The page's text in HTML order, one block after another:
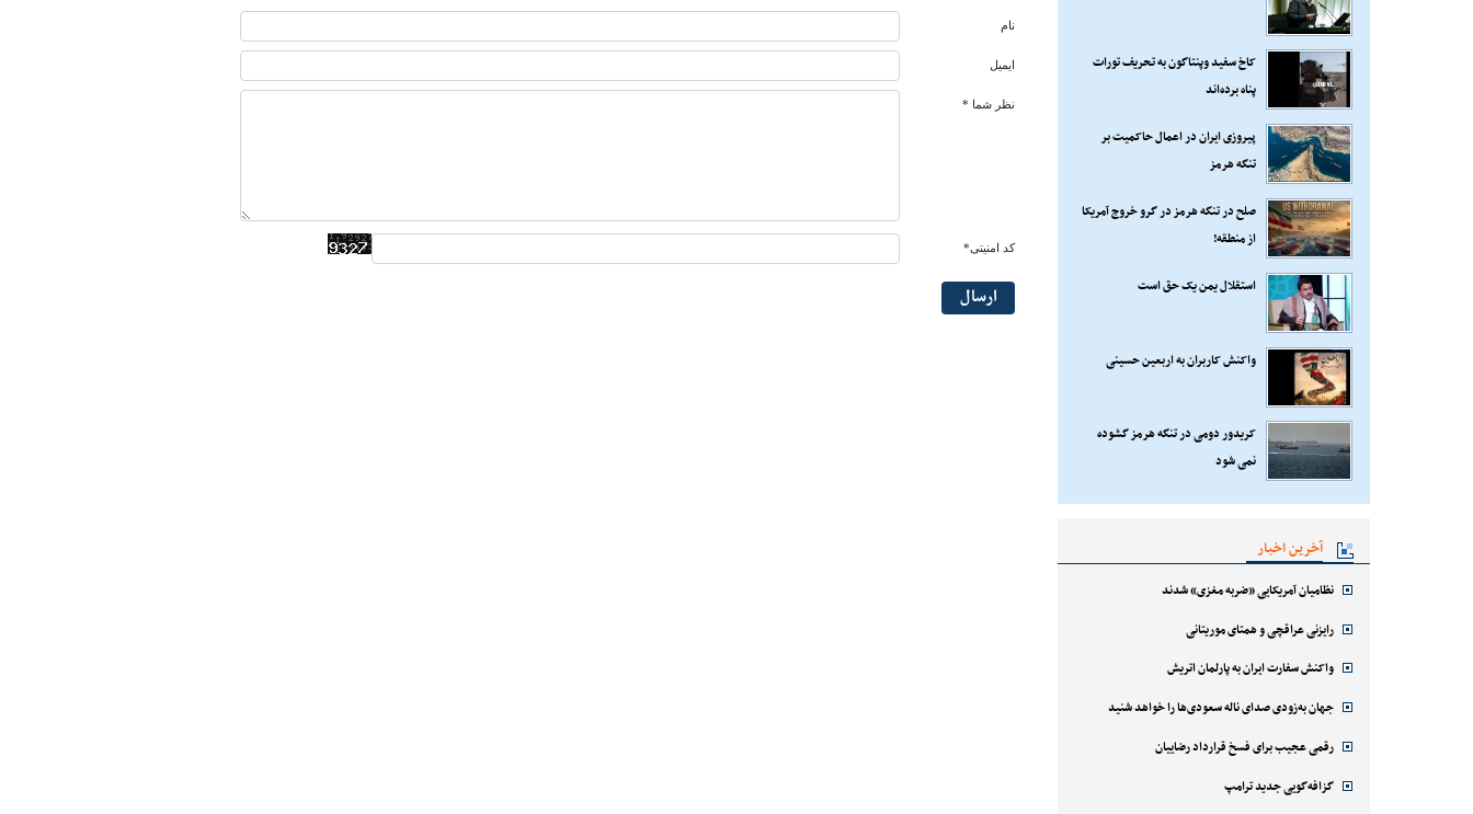
کاخ سفید وپنتاگون به تحریف تورات
پناه برده‌اند
پیروزی ایران در اعمال حاکمیت بر
تنگه هرمز
صلح در تنگه هرمز در گرو خروج آمریکا
از منطقه!
استقلال یمن یک حق است
واکنش کاربران به اربعین حسینی
کریدور دومی در تنگه هرمز گشوده
نمی شود
آخرین اخبار
نظامیان آمریکایی «ضربه مغزی» شدند
رایزنی عراقچی و همتای موریتانی
واکنش سفارت ایران به پارلمان اتریش
جهان به‌زودی صدای ناله سعودی‌ها را خواهد شنید
رقمی عجیب برای فسخ قرارداد رضاییان
گزافه‌گویی جدید ترامپ
نام
ایمیل
نظر شما *
کد امنیتی*
ارسال